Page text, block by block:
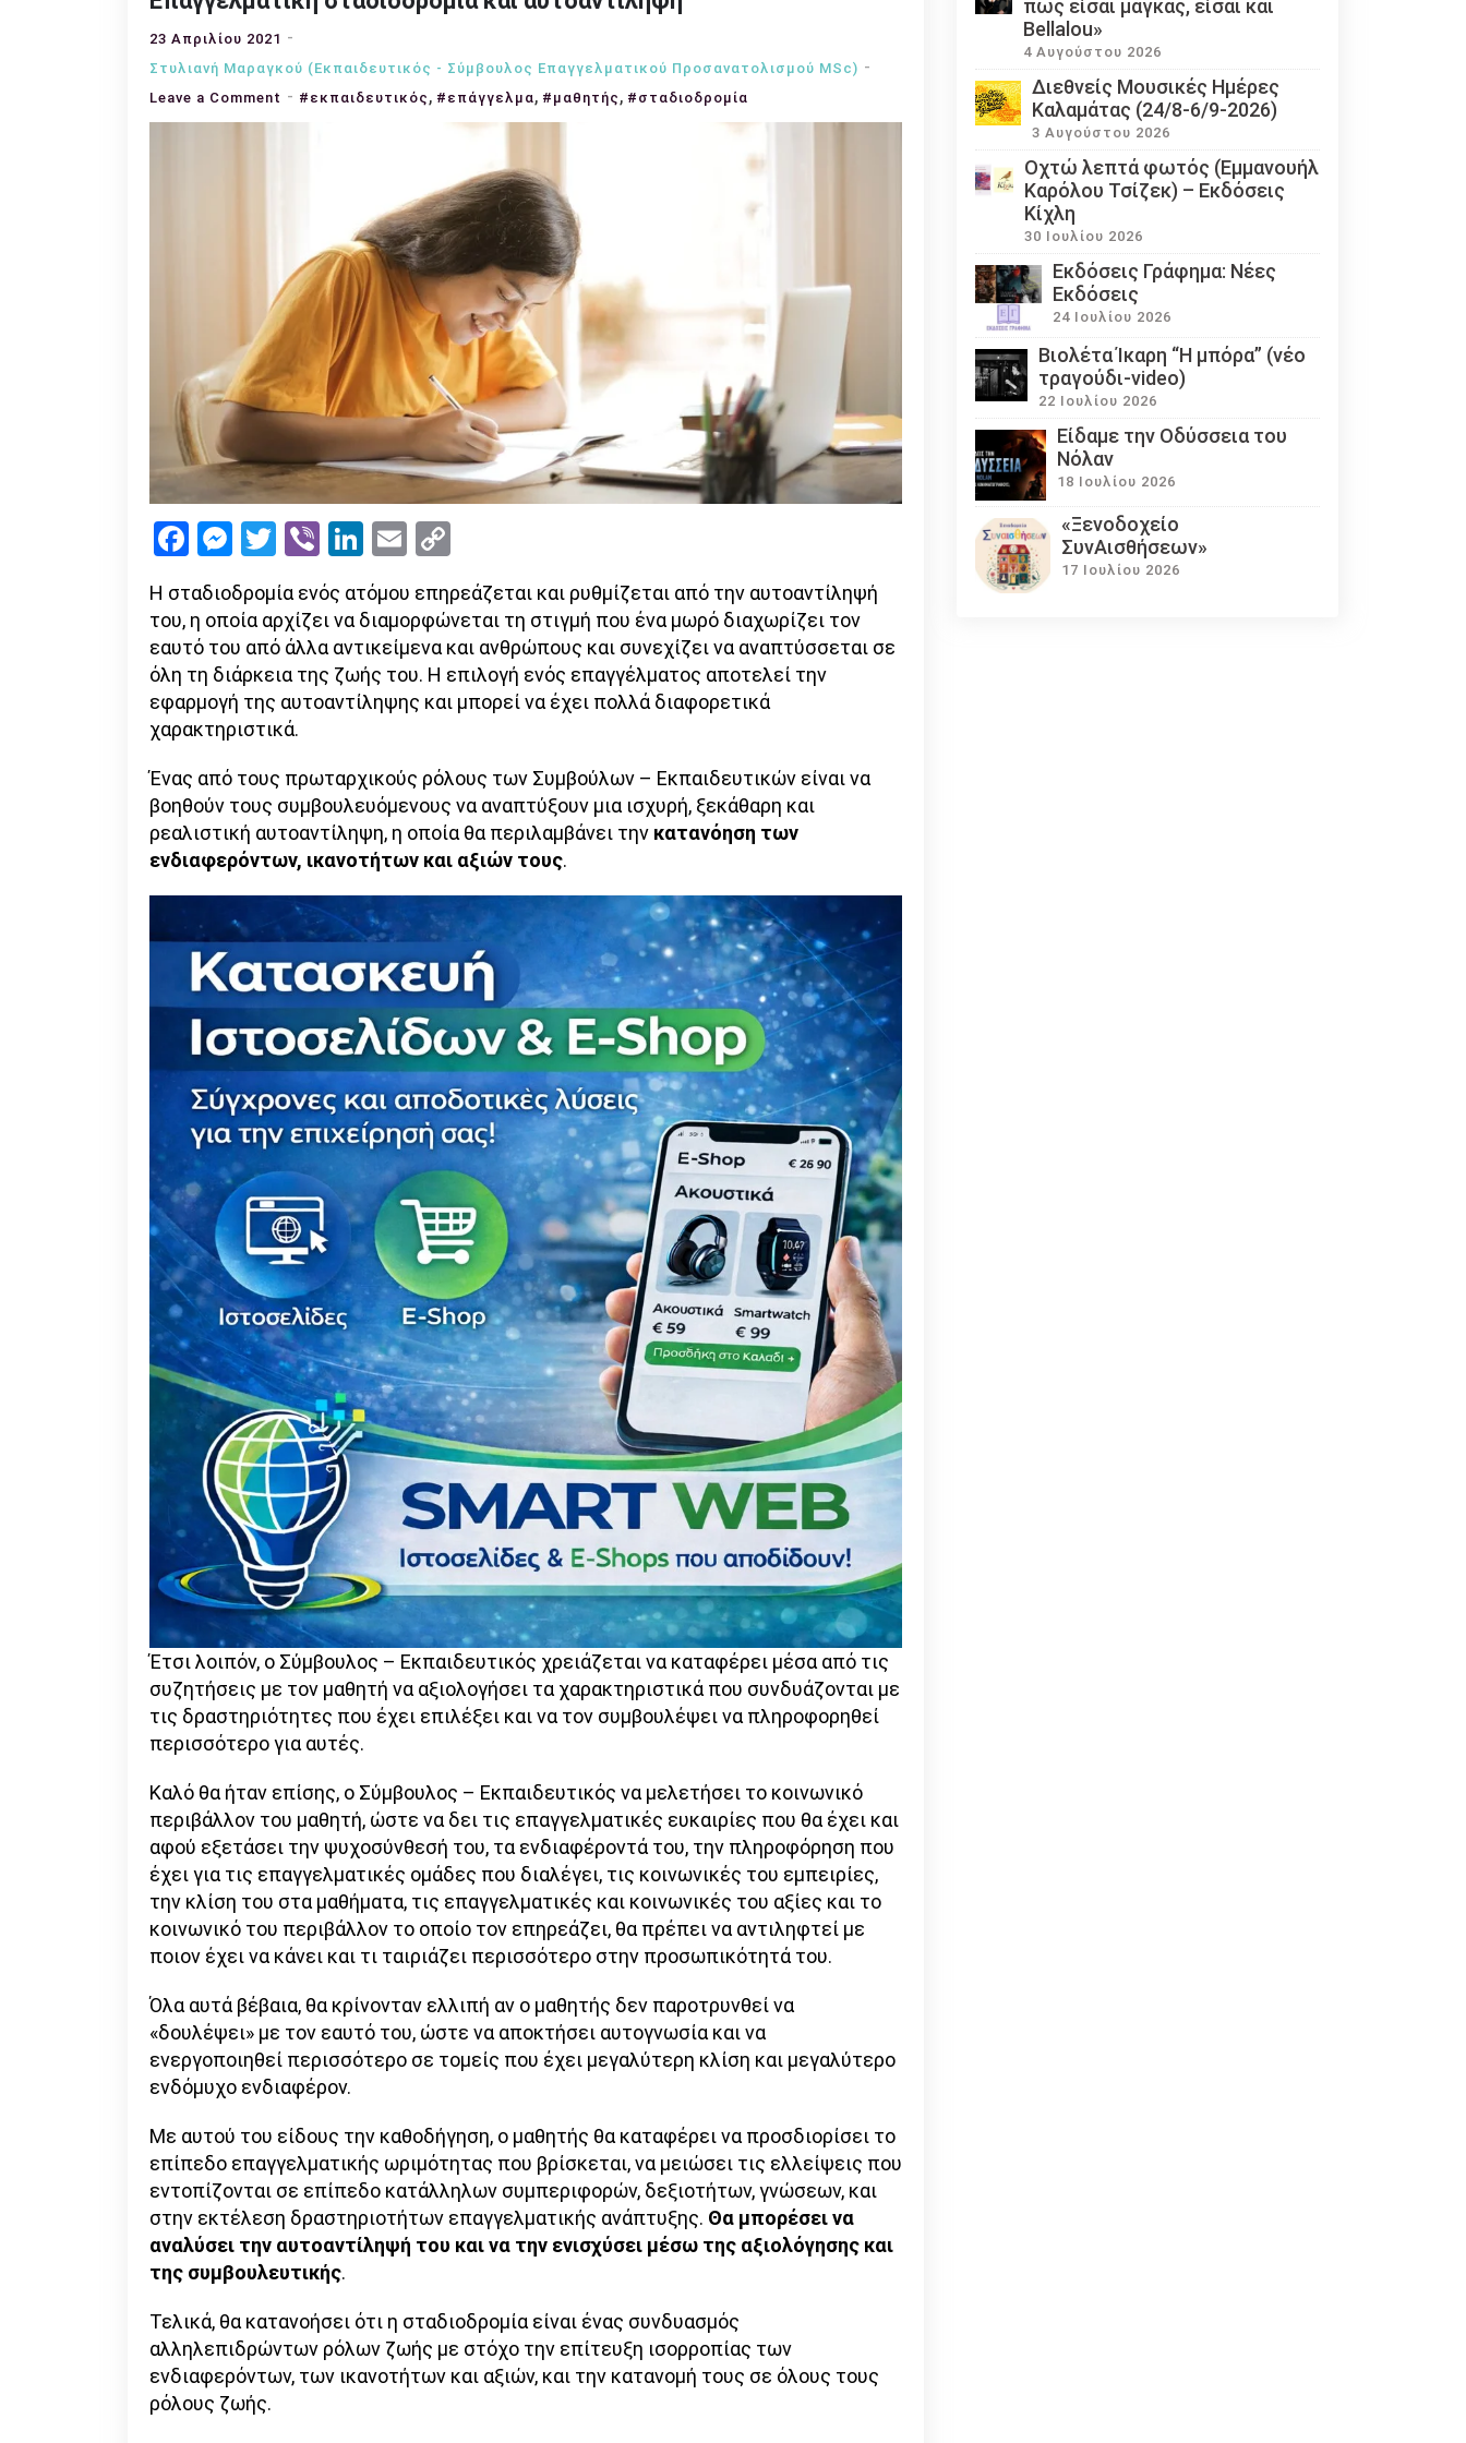
23 Απριλίου 2021
Στυλιανή Μαραγκού (Εκπαιδευτικός - Σύμβουλος Επαγγελματικού Προσανατολισμού MSc)
Leave a Comment on
Επαγγελματική
#εκπαιδευτικός , #επάγγελμα, #μαθητής , #σταδιοδρομία
Facebook
Messenger
Twitter
ViberLinkedIn
Email
Link
Η σταδιοδρομία ενός ατόμου επηρεάζεται και ρυθμίζεται από την αυτοαντίληψή
του, η οποία αρχίζει να διαμορφώνεται τη στιγμή που ένα μωρό διαχωρίζει τον
εαυτό του από άλλα αντικείμενα και ανθρώπους και συνεχίζει να αναπτύσσεται σε
όλη τη διάρκεια της ζωής του. Η επιλογή ενός επαγγέλματος αποτελεί την
εφαρμογή της αυτοαντίληψης και μπορεί να έχει πολλά διαφορετικά
χαρακτηριστικά.
Ένας από τους πρωταρχικούς ρόλους των Συμβούλων – Εκπαιδευτικών είναι να
βοηθούν τους συμβουλευόμενους να αναπτύξουν μια ισχυρή, ξεκάθαρη και
ρεαλιστική αυτοαντίληψη, η οποία θα περιλαμβάνει την κατανόηση των
ενδιαφερόντων, ικανοτήτων και αξιών τους.
Έτσι λοιπόν, ο Σύμβουλος – Εκπαιδευτικός χρειάζεται να καταφέρει μέσα από τις
συζητήσεις με τον μαθητή να αξιολογήσει τα χαρακτηριστικά που συνδυάζονται με
τις δραστηριότητες που έχει επιλέξει και να τον συμβουλέψει να πληροφορηθεί
περισσότερο για αυτές.
Καλό θα ήταν επίσης, ο Σύμβουλος – Εκπαιδευτικός να μελετήσει το κοινωνικό
περιβάλλον του μαθητή, ώστε να δει τις επαγγελματικές ευκαιρίες που θα έχει και
αφού εξετάσει την ψυχοσύνθεσή του, τα ενδιαφέροντά του, την πληροφόρηση που
έχει για τις επαγγελματικές ομάδες που διαλέγει, τις κοινωνικές του εμπειρίες,
την κλίση του στα μαθήματα, τις επαγγελματικές και κοινωνικές του αξίες και το
κοινωνικό του περιβάλλον το οποίο τον επηρεάζει, θα πρέπει να αντιληφτεί με
ποιον έχει να κάνει και τι ταιριάζει περισσότερο στην προσωπικότητά του.
Όλα αυτά βέβαια, θα κρίνονταν ελλιπή αν ο μαθητής δεν παροτρυνθεί να
«δουλέψει» με τον εαυτό του, ώστε να αποκτήσει αυτογνωσία και να
ενεργοποιηθεί περισσότερο σε τομείς που έχει μεγαλύτερη κλίση και μεγαλύτερο
ενδόμυχο ενδιαφέρον.
Με αυτού του είδους την καθοδήγηση, ο μαθητής θα καταφέρει να προσδιορίσει το
επίπεδο επαγγελματικής ωριμότητας που βρίσκεται, να μειώσει τις ελλείψεις που
εντοπίζονται σε επίπεδο κατάλληλων συμπεριφορών, δεξιοτήτων, γνώσεων, και
στην εκτέλεση δραστηριοτήτων επαγγελματικής ανάπτυξης. Θα μπορέσει να
αναλύσει την αυτοαντίληψή του και να την ενισχύσει μέσω της αξιολόγησης και
της συμβουλευτικής.
Τελικά, θα κατανοήσει ότι η σταδιοδρομία είναι ένας συνδυασμός
αλληλεπιδρώντων ρόλων ζωής με στόχο την επίτευξη ισορροπίας των
ενδιαφερόντων, των ικανοτήτων και αξιών, και την κατανομή τους σε όλους τους
ρόλους ζωής.
πως είσαι μάγκας, είσαι και
Bellalou»
4 Αυγούστου 2026
Διεθνείς Μουσικές Ημέρες
Καλαμάτας (24/8-6/9-2026)
3 Αυγούστου 2026
Οχτώ λεπτά φωτός (Εμμανουήλ
Καρόλου Τσίζεκ) – Εκδόσεις
Κίχλη
30 Ιουλίου 2026
Εκδόσεις Γράφημα: Νέες
Εκδόσεις
24 Ιουλίου 2026
Βιολέτα Ίκαρη “Η μπόρα” (νέο
τραγούδι-video)
22 Ιουλίου 2026
Eίδαμε την Οδύσσεια του
Νόλαν
18 Ιουλίου 2026
«Ξενοδοχείο
ΣυνΑισθήσεων»
17 Ιουλίου 2026